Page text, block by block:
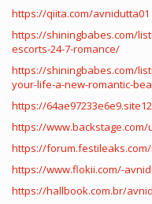
https://qiita.com/avnidutta01
https://shiningbabes.com/
escorts-24-7-romance/
https://shiningbabes.com/
your-life-a-new-romantic-
https://
https://
https://
https://www.flokii.com/-
https://hallbook.com.br/